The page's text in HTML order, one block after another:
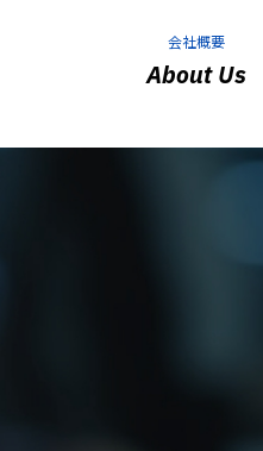
会社概要
About Us